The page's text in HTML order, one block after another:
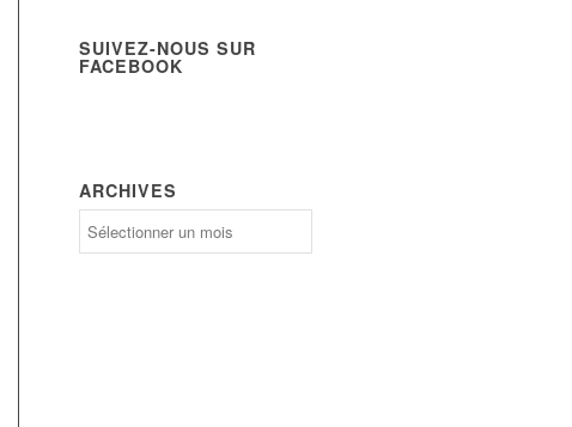
SUIVEZ-NOUS SUR
FACEBOOK
ARCHIVES